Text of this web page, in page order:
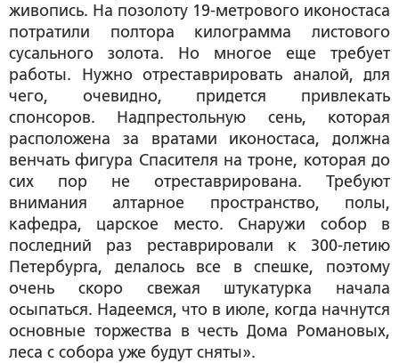
живопись. На позолоту 19-метрового иконостаса
потратили полтора килограмма листового
сусального золота. Но многое еще требует
работы. Нужно отреставрировать аналой, для
чего, очевидно, придется привлекать
спонсоров. Надпрестольную сень, которая
расположена за вратами иконостаса, должна
венчать фигура Спасителя на троне, которая до
сих пор не отреставрирована. Требуют
внимания алтарное пространство, полы,
кафедра, царское место. Снаружи собор в
последний раз реставрировали к 300-летию
Петербурга, делалось все в спешке, поэтому
очень скоро свежая штукатурка начала
осыпаться. Надеемся, что в июле, когда начнутся
основные торжества в честь Дома Романовых,
леса с собора уже будут сняты».